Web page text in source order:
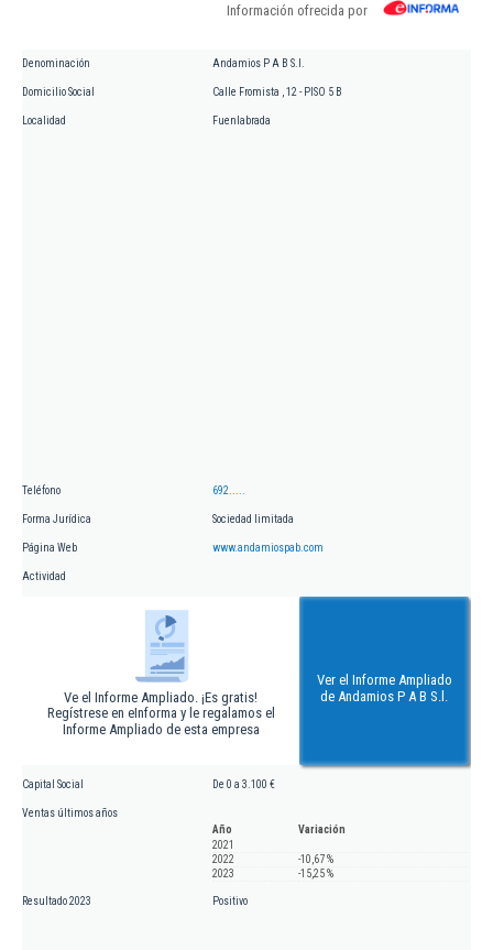
Información ofrecida por
Denominación Andamios P A B S.l.
Domicilio Social Calle Fromista , 12 - PISO 5 B
Localidad Fuenlabrada
Teléfono 692.....
Forma Jurídica Sociedad limitada
Página Web www.andamiospab.com
Actividad
Ve el Informe Ampliado. ¡Es gratis!
Regístrese en eInforma y le regalamos el
Informe Ampliado de esta empresa
Ver el Informe Ampliado
de Andamios P A B S.l.
Capital Social De 0 a 3.100 €
Ventas últimos años
Año
Variación
2021
2022
-10,67 %
2023
-15,25 %
Resultado 2023 Positivo